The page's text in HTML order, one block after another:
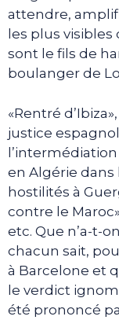
attendre,
les plus
sont le fils de
boulanger de
«Rentré
justice
l’intermédiation
en Algérie dans
hostilités à
contre le
etc. Que n’a-t-
chacun sait,
à Barcelone et
le verdict
été prononcé